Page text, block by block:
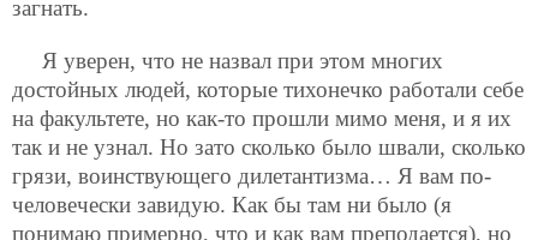
загнать.
Я уверен, что не назвал при этом многих
достойных людей, которые тихонечко работали себе
на факультете, но как-то прошли мимо меня, и я их
так и не узнал. Но зато сколько было швали, сколько
грязи, воинствующего дилетантизма… Я вам по-
человечески завидую. Как бы там ни было (я
понимаю примерно, что и как вам преподается), но